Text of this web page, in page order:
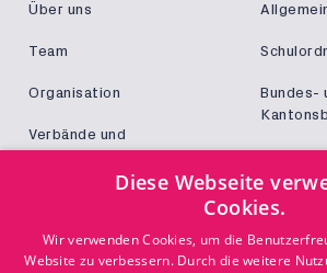
Über uns
Team
Organisation
Verbände und
Bundes-
KONTAKT
Diese Webseite
Cookies.
Wir verwenden Cookies, um die
Website zu verbessern. Durch die weitere